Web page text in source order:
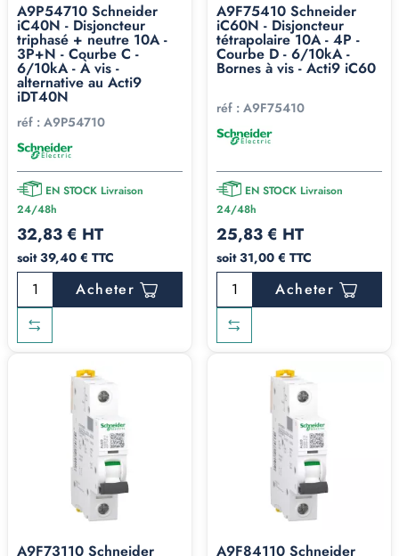
A9P54710 Schneider
iC40N - Disjoncteur
triphasé + neutre 10A -
3P+N - Courbe C -
6/10kA - À vis -
alternative au Acti9
iDT40N
réf : A9P54710
EN STOCK Livraison
24/48h
32,83 € HT
soit 39,40 € TTC
Acheter
A9F75410 Schneider
iC60N - Disjoncteur
tétrapolaire 10A - 4P -
Courbe D - 6/10kA -
Bornes à vis - Acti9 iC60
réf : A9F75410
EN STOCK Livraison
24/48h
25,83 € HT
soit 31,00 € TTC
Acheter
A9F73110 Schneider A9F84110 Schneider